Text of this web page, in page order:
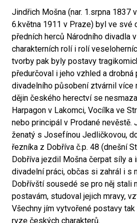
Jindřich Mošna (nar. 1.srpna 1837
6.května 1911 v Praze) byl ve své
předních herců Národního divadla
charakterních rolí i rolí
tvorby pak byly postavy
předurčoval i jeho vzhled a drobná
divadelního působení ztvárnil více
dějin českého herectví se
Harpagon v Lakomci, Vocílka ve
nebo principál v Prodané nevěstě.
ženatý s Josefínou Jedličkovou,
řezníka z Dobříva č.p. 48 (dnešní
Dobříva jezdil Mošna čerpat síly a
divadelní práci, občas si zahrál i s
Dobřívští sousedé se pro něj stali
postavám, studoval jejich mravy,
Všechny jím vytvořené postavy
ryze českých charakterů.